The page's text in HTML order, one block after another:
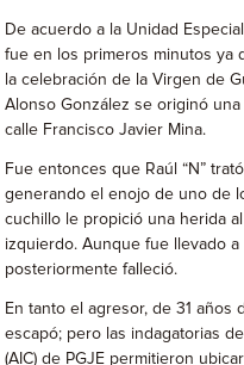
De acuerdo a la Unidad
fue en los primeros minutos ya
la celebración de la Virgen de
Alonso González se originó
calle Francisco Javier Mina.
Fue entonces que Raúl “N”
generando el enojo de uno de
cuchillo le propició una herida
izquierdo. Aunque fue llevado
posteriormente falleció.
En tanto el agresor, de 31
escapó; pero las indagatorias
(AIC) de PGJE permitieron